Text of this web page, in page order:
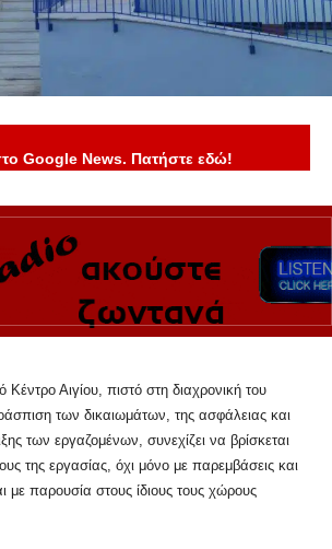
Google News. Πατήστε εδώ!
Αιγίου, πιστό στη διαχρονική του
των δικαιωμάτων, της ασφάλειας και
των εργαζομένων, συνεχίζει να βρίσκεται
της εργασίας, όχι μόνο με παρεμβάσεις και
με παρουσία στους ίδιους τους χώρους